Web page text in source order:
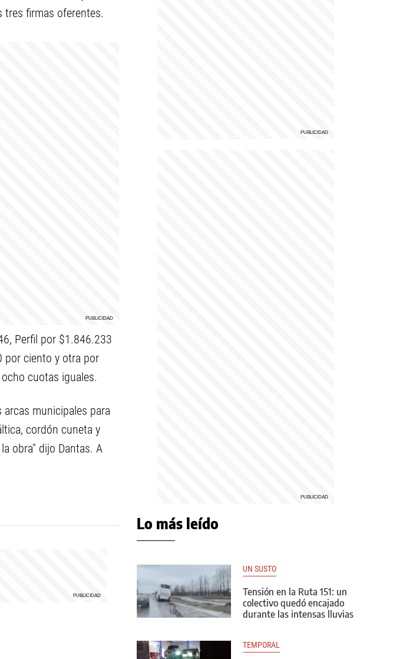
tres firmas oferentes.
Perfil por $1.846.233
por ciento y otra por
cuotas iguales.
municipales para
cordón cuneta y
obra" dijo Dantas. A
Lo más leído
UN SUSTO
Tensión en la Ruta 151: un
colectivo quedó encajado
durante las intensas lluvias
TEMPORAL